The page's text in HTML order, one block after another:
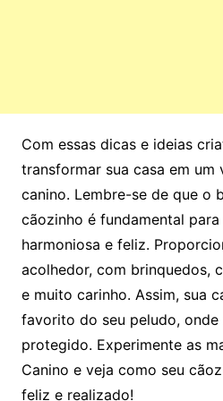
Com essas dicas e ideias
transformar sua casa em um
canino. Lembre-se de que o
cãozinho é fundamental
harmoniosa e feliz.
acolhedor, com brinquedos,
e muito carinho. Assim, sua
favorito do seu peludo, onde
protegido. Experimente as
Canino e veja como seu
feliz e realizado!